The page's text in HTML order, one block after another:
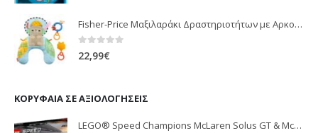
Fisher-Price Μαξιλαράκι Δραστηριοτήτων με Αρκουδάκι (JHB44)
0 out of 5
22,99€
ΚΟΡΥΦΑΊΑ ΣΕ ΑΞΙΟΛΟΓΉΣΕΙΣ
LEGO® Speed Champions McLaren Solus GT & McLaren F1 LM (76918)